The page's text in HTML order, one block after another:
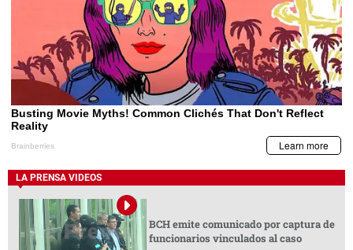
LA PRENSA VIDEOS
BCH emite comunicado por captura de
funcionarios vinculados al caso